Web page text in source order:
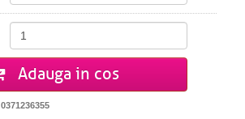
Adauga in cos
0371236355